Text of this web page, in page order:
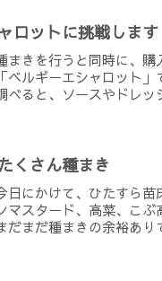
ロットに挑戦します
まきを行うと同時に、
ベルギーエシャロット」
べると、ソースやドレ
くさん種まき
日にかけて、ひたすら
マスタード、高菜、こ
だまだ種まきの余裕あり